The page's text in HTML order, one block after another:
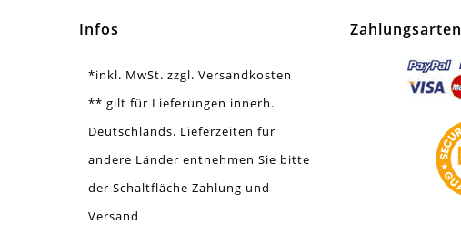
Infos
*inkl. MwSt. zzgl. Versandkosten
** gilt für Lieferungen innerh.
Deutschlands. Lieferzeiten für
andere Länder entnehmen Sie bitte
der Schaltfläche Zahlung und
Versand
Zahlungsarten